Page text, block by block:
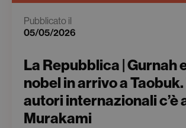
Pubblicato il
05/05/2026
La Repubblica | Gurnah
nobel in arrivo a
autori internazionali c’è
Murakami